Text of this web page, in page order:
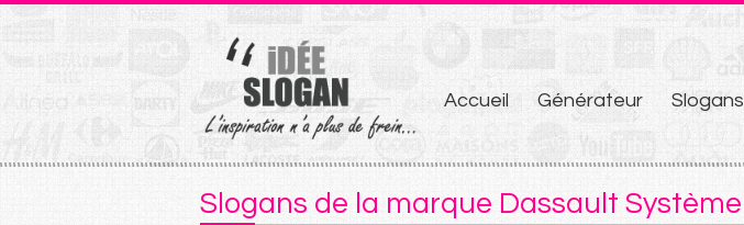
Aller
au
contenu
Accueil Générateur Slogans
Slogans de la marque Dassault Système